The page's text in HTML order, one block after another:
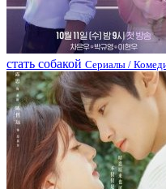
стать собакой Сериалы /